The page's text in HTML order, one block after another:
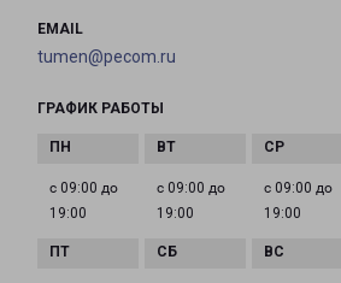
EMAIL
tumen@pecom.ru
ГРАФИК РАБОТЫ
с 09:00 до
19:00
с 09:00 до
19:00
с 09:00 до
19:00